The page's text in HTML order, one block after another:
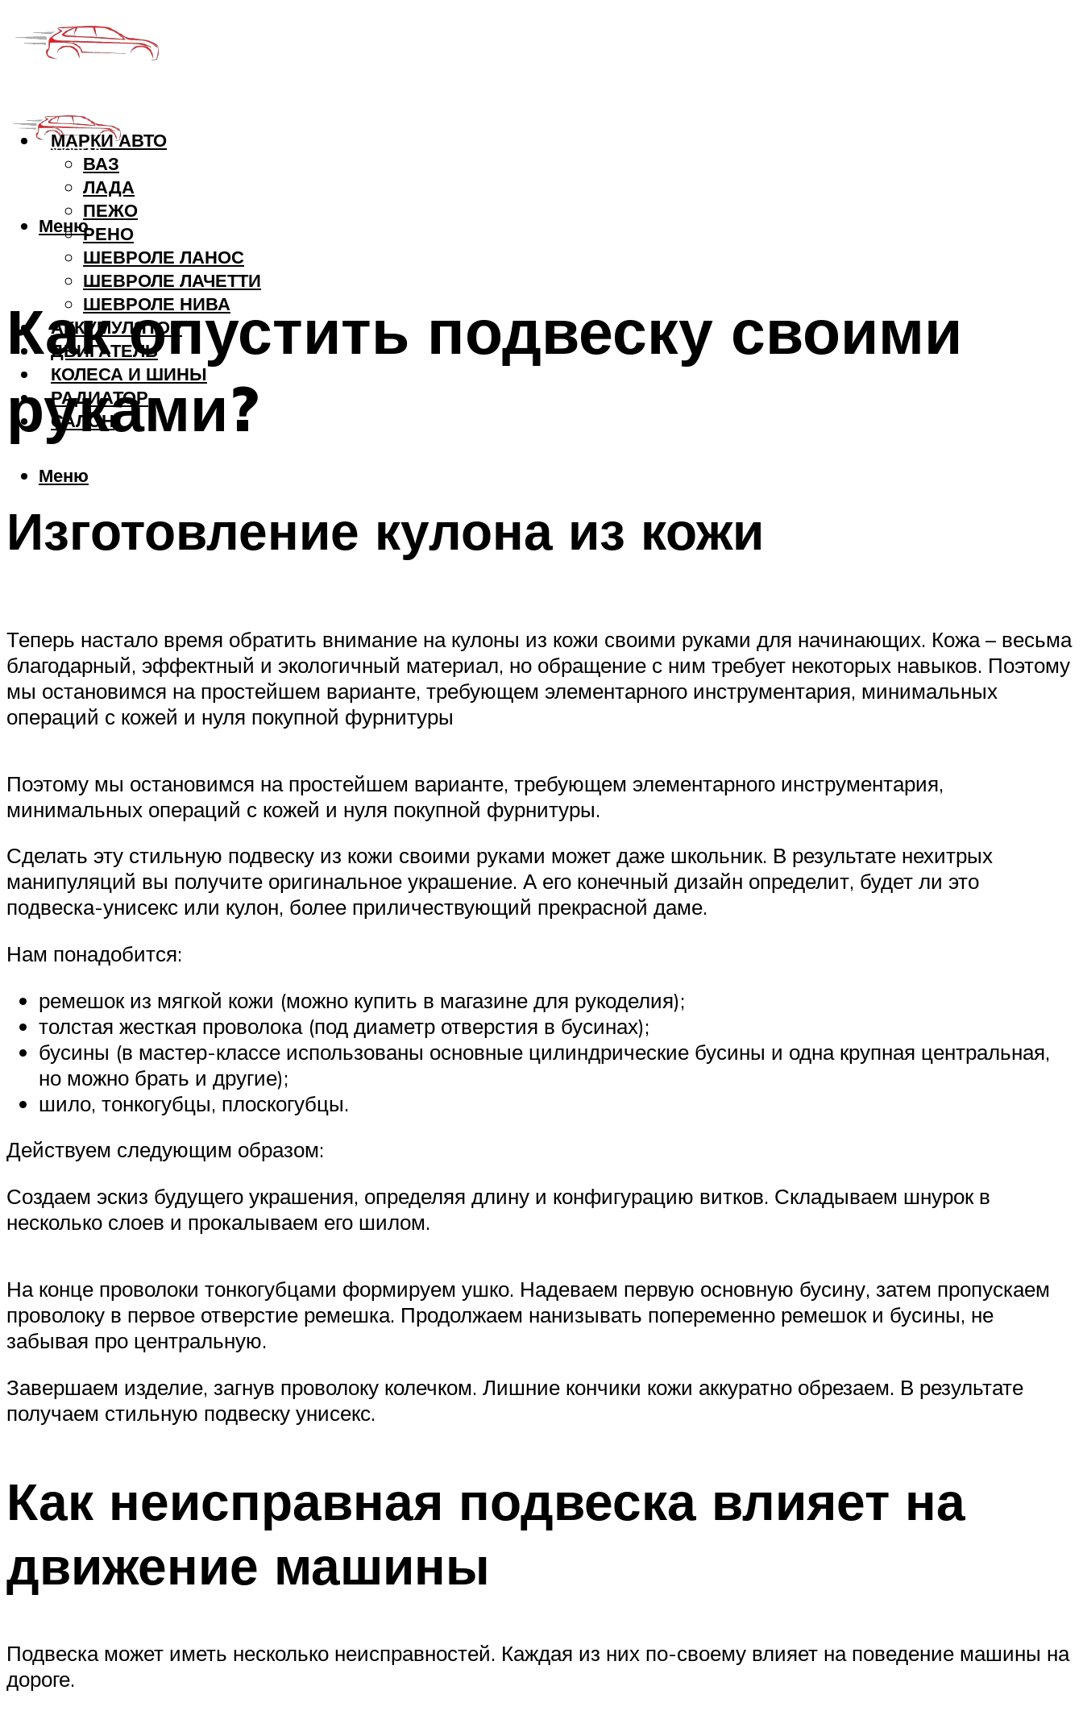
МАРКИ АВТО
ВАЗ
ЛАДА
ПЕЖО
РЕНО
ШЕВРОЛЕ ЛАНОС
ШЕВРОЛЕ ЛАЧЕТТИ
ШЕВРОЛЕ НИВА
АККУМУЛЯТОР
ДВИГАТЕЛЬ
КОЛЕСА И ШИНЫ
РАДИАТОР
САЛОН
Меню
Меню
Как опустить подвеску своими
руками?
Изготовление кулона из кожи
Теперь настало время обратить внимание на кулоны из кожи своими руками для начинающих. Кожа – весьма
благодарный, эффектный и экологичный материал, но обращение с ним требует некоторых навыков. Поэтому
мы остановимся на простейшем варианте, требующем элементарного инструментария, минимальных
операций с кожей и нуля покупной фурнитуры
Поэтому мы остановимся на простейшем варианте, требующем элементарного инструментария,
минимальных операций с кожей и нуля покупной фурнитуры.
Сделать эту стильную подвеску из кожи своими руками может даже школьник. В результате нехитрых
манипуляций вы получите оригинальное украшение. А его конечный дизайн определит, будет ли это
подвеска-унисекс или кулон, более приличествующий прекрасной даме.
Нам понадобится:
ремешок из мягкой кожи (можно купить в магазине для рукоделия);
толстая жесткая проволока (под диаметр отверстия в бусинах);
бусины (в мастер-классе использованы основные цилиндрические бусины и одна крупная центральная,
но можно брать и другие);
шило, тонкогубцы, плоскогубцы.
Действуем следующим образом:
Создаем эскиз будущего украшения, определяя длину и конфигурацию витков. Складываем шнурок в
несколько слоев и прокалываем его шилом.
На конце проволоки тонкогубцами формируем ушко. Надеваем первую основную бусину, затем пропускаем
проволоку в первое отверстие ремешка. Продолжаем нанизывать попеременно ремешок и бусины, не
забывая про центральную.
Завершаем изделие, загнув проволоку колечком. Лишние кончики кожи аккуратно обрезаем. В результате
получаем стильную подвеску унисекс.
Как неисправная подвеска влияет на
движение машины
Подвеска может иметь несколько неисправностей. Каждая из них по-своему влияет на поведение машины на
дороге.